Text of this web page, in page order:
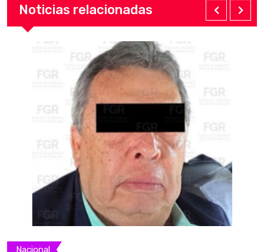
Noticias relacionadas
Nacional